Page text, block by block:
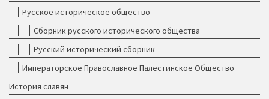
Русское историческое общество
Сборник русского исторического общества
Русский исторический сборник
Императорское Православное Палестинское Общество
История славян